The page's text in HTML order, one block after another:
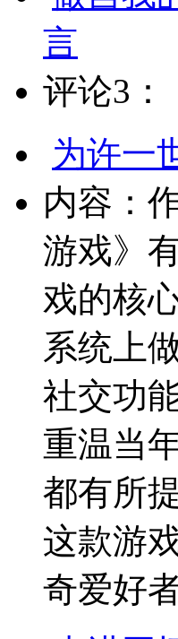
言
评论3：
为许一
内容：
游戏》
戏的核
系统上
社交功
重温当
都有所
这款游
奇爱好